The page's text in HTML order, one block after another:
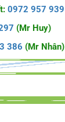
0972 957 939
(Mr Huy)
386 (Mr Nhân)